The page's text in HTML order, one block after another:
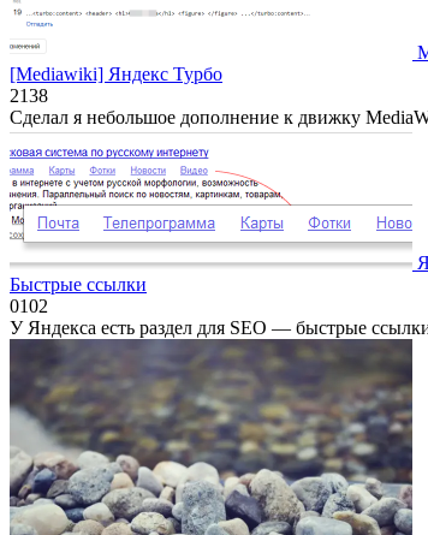
[Mediawiki] Яндекс Турбо
2138
Сделал я небольшое дополнение к движку
Быстрые ссылки
0102
У Яндекса есть раздел для SEO — быстрые